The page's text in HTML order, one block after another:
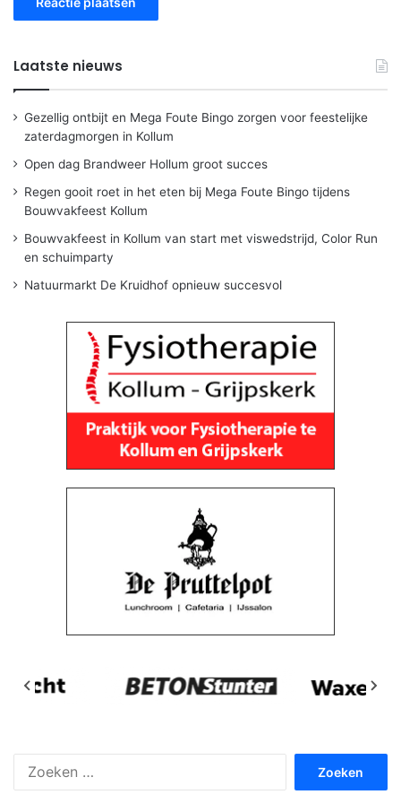
Laatste nieuws
Gezellig ontbijt en Mega Foute Bingo zorgen voor feestelijke
zaterdagmorgen in Kollum
Open dag Brandweer Hollum groot succes
Regen gooit roet in het eten bij Mega Foute Bingo tijdens
Bouwvakfeest Kollum
Bouwvakfeest in Kollum van start met viswedstrijd, Color Run
en schuimparty
Natuurmarkt De Kruidhof opnieuw succesvol